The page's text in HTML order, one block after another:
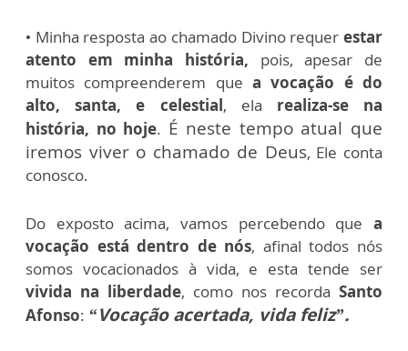
• Minha resposta ao chamado Divino requer estar
atento em minha história, pois, apesar de
muitos compreenderem que a vocação é do
alto, santa, e celestial, ela realiza-se na
história, no hoje. É neste tempo atual que
iremos viver o chamado de Deus, Ele conta
conosco.
Do exposto acima, vamos percebendo que a
vocação está dentro de nós, afinal todos nós
somos vocacionados à vida, e esta tende ser
vivida na liberdade, como nos recorda Santo
Afonso: “Vocação acertada, vida feliz”.